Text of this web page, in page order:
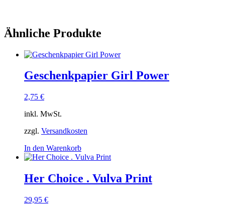
Ähnliche Produkte
Geschenkpapier Girl Power
2,75 €
inkl. MwSt.
zzgl. Versandkosten
In den Warenkorb
Her Choice . Vulva Print
29,95 €